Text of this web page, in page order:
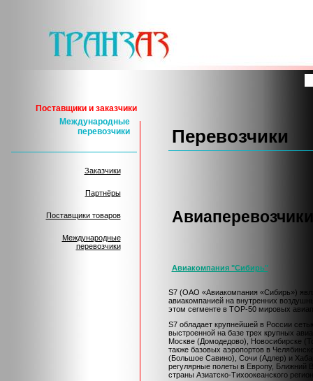
Поставщики и заказчики
Международные
перевозчики
Заказчики
Партнёры
Поставщики товаров
Международные
перевозчики
Перевозчики
Авиаперевозчики
Авиакомпания "Сибирь"
S7 (ОАО «Авиакомпания «Сибирь»)
авиакомпанией на внутренних
этом сегменте в ТОР-50 мировых
S7 обладает крупнейшей в России
выстроенной на базе трех крупных
Москве (Домодедово), Новосибирске
также базовых аэропортов в
(Большое Савино), Сочи (Адлер) и
регулярные полеты в Европу, Ближний
страны Азиатско-Тихоокеанского